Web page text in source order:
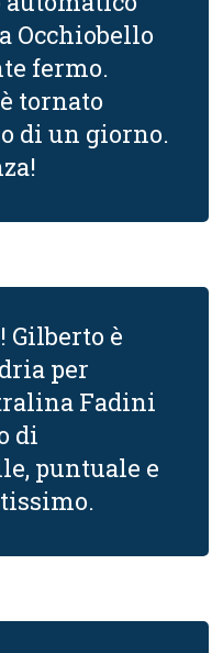
Occhiobello
fermo.
tornato
di un giorno.
Gilberto è
per
Fadini
di
puntuale e